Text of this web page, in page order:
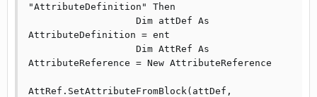
"AttributeDefinition" Then
AttributeDefinition = ent
AttributeReference = New AttributeReference
AttRef.SetAttributeFromBlock(attDef,